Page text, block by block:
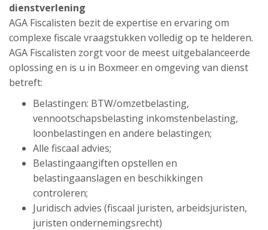
dienstverlening
AGA Fiscalisten bezit de expertise en ervaring om
complexe fiscale vraagstukken volledig op te helderen.
AGA Fiscalisten zorgt voor de meest uitgebalanceerde
oplossing en is u in Boxmeer en omgeving van dienst
betreft:
Belastingen: BTW/omzetbelasting,
vennootschapsbelasting inkomstenbelasting,
loonbelastingen en andere belastingen;
Alle fiscaal advies;
Belastingaangiften opstellen en
belastingaanslagen en beschikkingen
controleren;
Juridisch advies (fiscaal juristen, arbeidsjuristen,
juristen ondernemingsrecht)